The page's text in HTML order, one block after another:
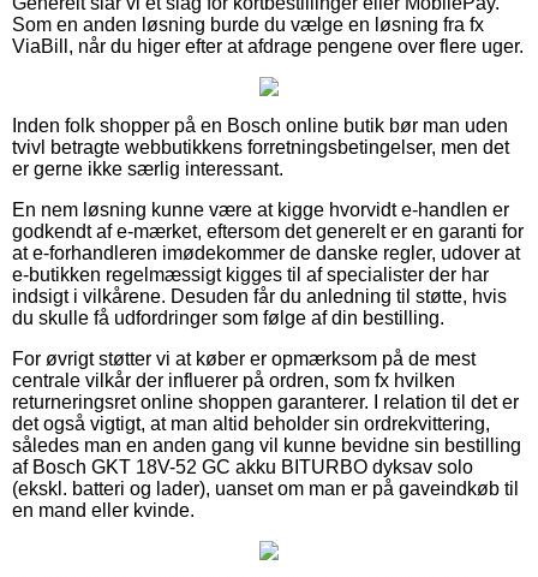
Som en anden løsning burde du vælge en løsning fra fx
ViaBill, når du higer efter at afdrage pengene over flere uger.
Inden folk shopper på en Bosch online butik bør man uden
tvivl betragte webbutikkens forretningsbetingelser, men det
er gerne ikke særlig interessant.
En nem løsning kunne være at kigge hvorvidt e-handlen er
godkendt af e-mærket, eftersom det generelt er en garanti for
at e-forhandleren imødekommer de danske regler, udover at
e-butikken regelmæssigt kigges til af specialister der har
indsigt i vilkårene. Desuden får du anledning til støtte, hvis
du skulle få udfordringer som følge af din bestilling.
For øvrigt støtter vi at køber er opmærksom på de mest
centrale vilkår der influerer på ordren, som fx hvilken
returneringsret online shoppen garanterer. I relation til det er
det også vigtigt, at man altid beholder sin ordrekvittering,
således man en anden gang vil kunne bevidne sin bestilling
af Bosch GKT 18V-52 GC akku BITURBO dyksav solo
(ekskl. batteri og lader), uanset om man er på gaveindkøb til
en mand eller kvinde.